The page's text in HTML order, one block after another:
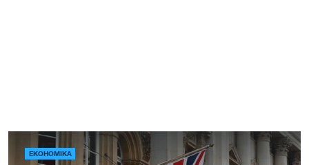
ЕКОНОМІКА